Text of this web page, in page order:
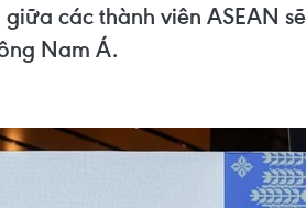
các thành viên ASEAN
Nam Á.